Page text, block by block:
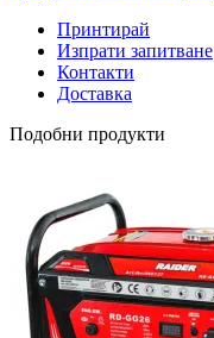
Принтирай
Изпрати запитване
Контакти
Доставка
Подобни продукти